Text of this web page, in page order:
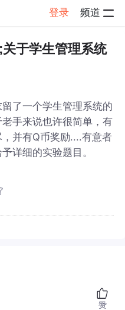
登录 频道
情
于学生管理系统
了一个学生管理系统的
手来说也许很简单，有
并有Q币奖励....有意者
详细的实验题目。
赞